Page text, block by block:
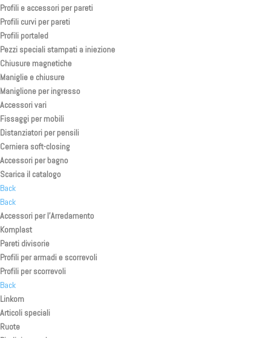
Profili e accessori per pareti
Profili curvi per pareti
Profili portaled
Pezzi speciali stampati a iniezione
Chiusure magnetiche
Maniglie e chiusure
Maniglione per ingresso
Accessori vari
Fissaggi per mobili
Distanziatori per pensili
Cerniera soft-closing
Accessori per bagno
Scarica il catalogo
Back
Back
Accessori per l’Arredamento
Komplast
Pareti divisorie
Profili per armadi e scorrevoli
Profili per scorrevoli
Back
Linkom
Articoli speciali
Ruote